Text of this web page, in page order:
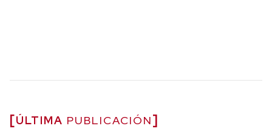
ÚLTIMA PUBLICACIÓN